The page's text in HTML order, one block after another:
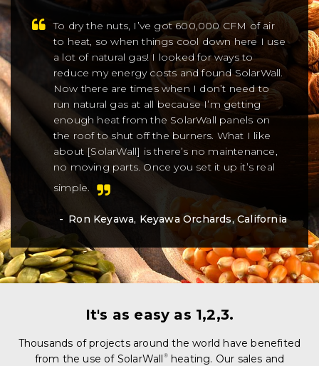
To dry the nuts, I’ve got 600,000 CFM of air
to heat, so when things cool down here I use
a lot of natural gas! I looked for ways to
reduce my energy costs and found SolarWall.
Now there are times when I don’t need to
run natural gas at all because I’m getting
enough heat from the SolarWall panels on
the roof to shut off the burners. What I like
about [SolarWall] is there’s no maintenance,
no moving parts. Once you set it up it’s real
simple.
Ron Keyawa, Keyawa Orchards, California
It's as easy as 1,2,3.
Thousands of projects around the world have benefited
from the use of SolarWall ®heating. Our sales and